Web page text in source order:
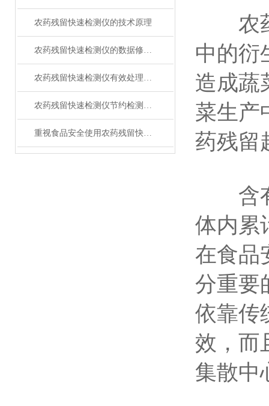
农药残留快速检测仪的技术原理
农药残留快速检测仪的数据修改方法
农药残留快速检测仪有效处理农药残留超标问题
农药残留快速检测仪节约检测时间
重视食品安全使用农药残留快速检测仪
农药
中的衍
造成蔬
菜生产
药残留
含有
体内累
在食品
分重要
依靠传
效，而
集散中